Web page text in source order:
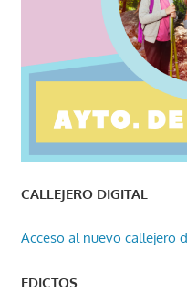
CALLEJERO DIGITAL
Acceso al nuevo callejero
EDICTOS